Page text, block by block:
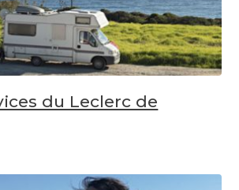
du Leclerc de